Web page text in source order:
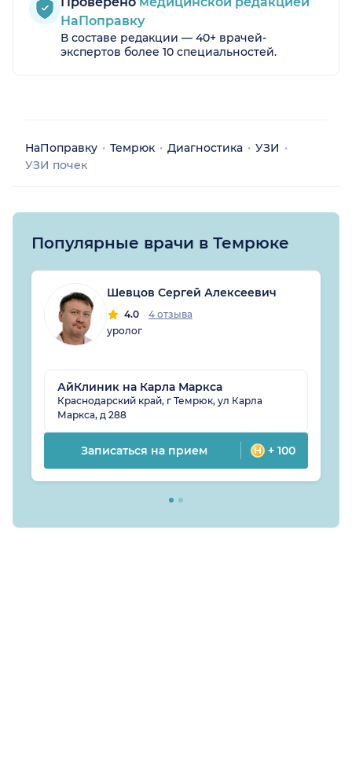
НаПоправку
В составе редакции — 40+ врачей-
экспертов более 10 специальностей.
НаПоправку Темрюк Диагностика
УЗИ
УЗИ почек
Популярные врачи в Темрюке
Шевцов Сергей Алексеевич
4.0
4 отзыва
уролог
АйКлиник на Карла Маркса
Краснодарский край, г Темрюк, ул Карла
Маркса, д 288
Записаться на прием + 100